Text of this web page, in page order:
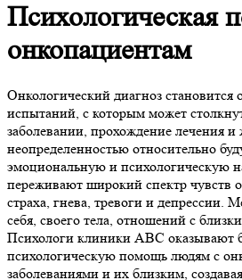
Психологическая
онкопациентам
Онкологический диагноз
испытаний, с которым может
заболевании, прохождение лечения и
неопределенностью относительно
эмоциональную и психологическую
переживают широкий спектр чувств
страха, гнева, тревоги и депрессии.
себя, своего тела, отношений с
Психологи клиники ABC оказывают
психологическую помощь людям с
заболеваниями и их близким,